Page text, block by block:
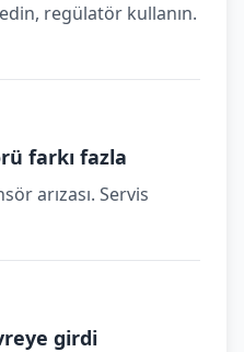
regülatör kullanın.
farkı fazla
arızası. Servis
girdi